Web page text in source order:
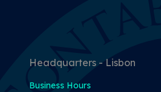
Headquarters - Lisbon
Business Hours